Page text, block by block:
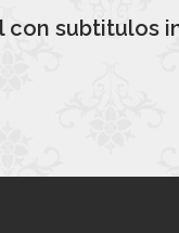
con subtitulos